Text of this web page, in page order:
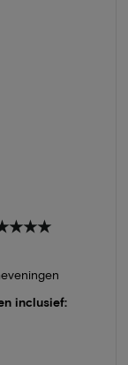
inclusief: